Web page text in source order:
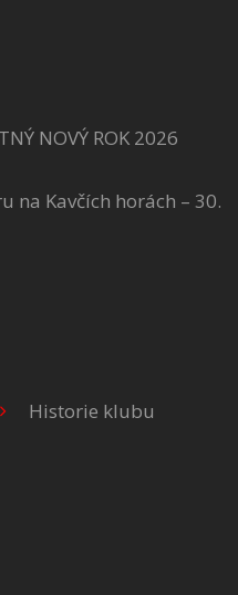
NOVÝ ROK 2026
na Kavčích horách – 30.
Historie klubu